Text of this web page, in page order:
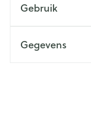
Gebruik
Gegevens